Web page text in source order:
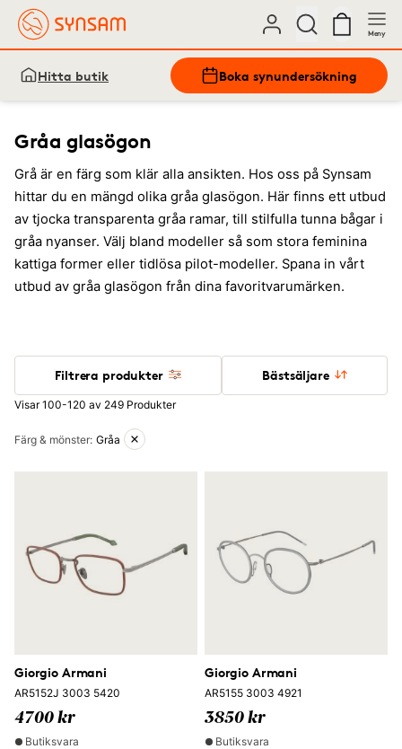
Meny
Hitta butik Boka synundersökning
Gråa glasögon
Grå är en färg som klär alla ansikten. Hos oss på Synsam
hittar du en mängd olika gråa glasögon. Här finns ett utbud
av tjocka transparenta gråa ramar, till stilfulla tunna bågar i
gråa nyanser. Välj bland modeller så som stora feminina
kattiga former eller tidlösa pilot-modeller. Spana in vårt
utbud av gråa glasögon från dina favoritvarumärken.
Filtrera produkter Bästsäljare
Visar 100-120 av 249 Produkter
Aktiva filter
Färg & mönster: Gråa
Giorgio Armani
AR5152J 3003 5420
4700 kr
Butiksvara
Giorgio Armani
AR5155 3003 4921
3850 kr
Butiksvara